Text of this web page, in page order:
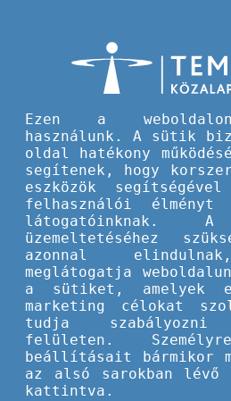
Európai Szolidaritási
Digitális
Megnyílt a
megvalósítóinak
Szeptember
Ezen a
használunk. A sütik
oldal hatékony
segítenek, hogy
eszközök
felhasználói élményt
látogatóinknak. A
üzemeltetéséhez
azonnal
meglátogatja
a sütiket, amelyek
marketing célokat
tudja
felületen.
beállításait bármikor
az alsó sarokban
kattintva.